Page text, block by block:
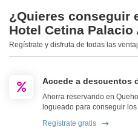
¿Quieres conseguir
Hotel Cetina Palacio
Regístrate y disfruta de todas las
Accede a descuentos
Ahorra reservando en
logueado para conseguir
Regístrate gratis